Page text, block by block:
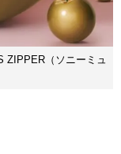
ZIPPER（ソニーミュ